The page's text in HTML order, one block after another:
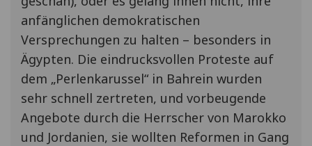
anfänglichen demokratischen
Versprechungen zu halten – besonders in
Ägypten. Die eindrucksvollen Proteste auf
dem „Perlenkarussel“ in Bahrein wurden
sehr schnell zertreten, und vorbeugende
Angebote durch die Herrscher von Marokko
und Jordanien, sie wollten Reformen in Gang